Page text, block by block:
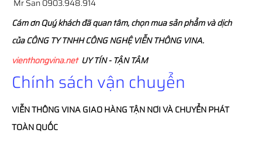
Mr San 0903.948.914
Cám ơn Quý khách đã quan tâm, chọn mua sản phẩm và dịch
của CÔNG TY TNHH CÔNG NGHỆ VIỄN THÔNG VINA.
vienthongvina.netUY TÍN - TẬN TÂM
Chính sách vận chuyển
VIỄN THÔNGVINAGIAO HÀNG TẬN NƠI VÀ CHUYỂN PHÁT
TOÀN QUỐC